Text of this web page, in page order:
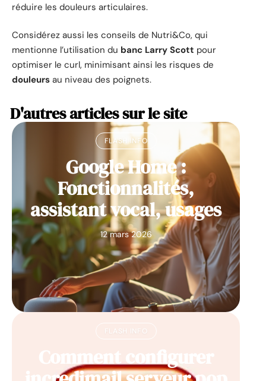
réduire les douleurs articulaires.
Considérez aussi les conseils de Nutri&Co, qui
mentionne l’utilisation du banc Larry Scott pour
optimiser le curl, minimisant ainsi les risques de
douleurs au niveau des poignets.
D'autres articles sur le site
FLASH INFO
Google Home :
Fonctionnalités,
assistant vocal, usages
12 mars 2026
FLASH INFO
Comment configurer